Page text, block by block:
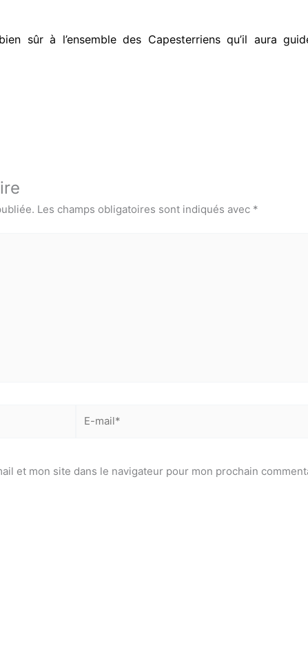
sûr à l’ensemble des Capesterriens qu’il aura
Les champs obligatoires sont indiqués avec *
mail*
et mon site dans le navigateur pour mon prochain